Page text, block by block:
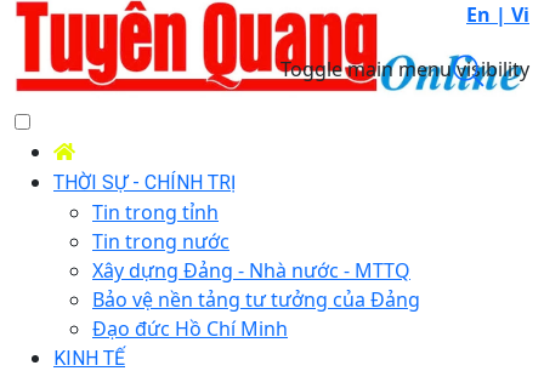
En | Vi
Toggle main menu visibility
THỜI SỰ - CHÍNH TRỊ
Tin trong tỉnh
Tin trong nước
Xây dựng Đảng - Nhà nước - MTTQ
Bảo vệ nền tảng tư tưởng của Đảng
Đạo đức Hồ Chí Minh
KINH TẾ